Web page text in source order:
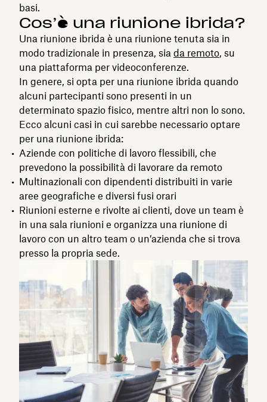
basi.
Cos’è una riunione ibrida?
Una riunione ibrida è una riunione tenuta sia in
modo tradizionale in presenza, sia da remoto, su
una piattaforma per videoconferenze.
In genere, si opta per una riunione ibrida quando
alcuni partecipanti sono presenti in un
determinato spazio fisico, mentre altri non lo sono.
Ecco alcuni casi in cui sarebbe necessario optare
per una riunione ibrida:
Aziende con politiche di lavoro flessibili, che
prevedono la possibilità di lavorare da remoto
Multinazionali con dipendenti distribuiti in varie
aree geografiche e diversi fusi orari
Riunioni esterne e rivolte ai clienti, dove un team è
in una sala riunioni e organizza una riunione di
lavoro con un altro team o un’azienda che si trova
presso la propria sede.